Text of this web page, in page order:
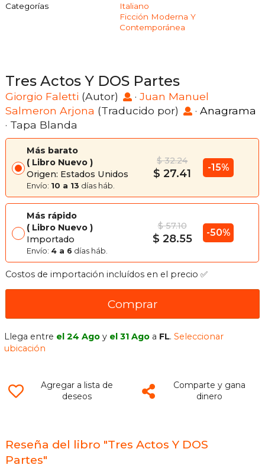
Categorías
Italiano
Ficción Moderna Y
Contemporánea
Tres Actos Y DOS Partes
Giorgio Faletti (Autor) · Juan Manuel
Salmeron Arjona (Traducido por) · Anagrama
· Tapa Blanda
Más barato
Libro Nuevo
Origen: Estados Unidos
Envío: 10 a 13 días háb.
$ 32.24
$ 27.41 -15%
Más rápido
Libro Nuevo
Importado
Envío: 4 a 6 días háb.
$ 57.10
$ 28.55 -50%
Costos de importación incluídos en el precio ✅
Comprar
Llega entre el 24 Ago y el 31 Ago a FL.Seleccionar
ubicación
Agregar a lista de
deseos
Comparte y gana
dinero
Reseña del libro "Tres Actos Y DOS
Partes"